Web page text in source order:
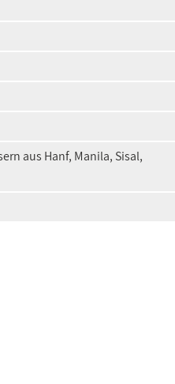
aus Hanf, Manila, Sisal,